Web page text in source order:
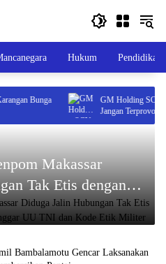
Hukum Pendidikan
Bunga
GM Holding SCY
Jangan Terprovokasi,
Makassar
Tak Etis dengan
Langgar UU TNI
Bambalamotu Gencar Laksanakan